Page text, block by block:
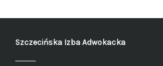
Szczecińska Izba Adwokacka